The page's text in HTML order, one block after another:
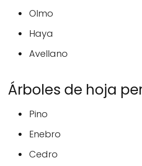
Olmo
Haya
Avellano
Árboles de hoja
Pino
Enebro
Cedro